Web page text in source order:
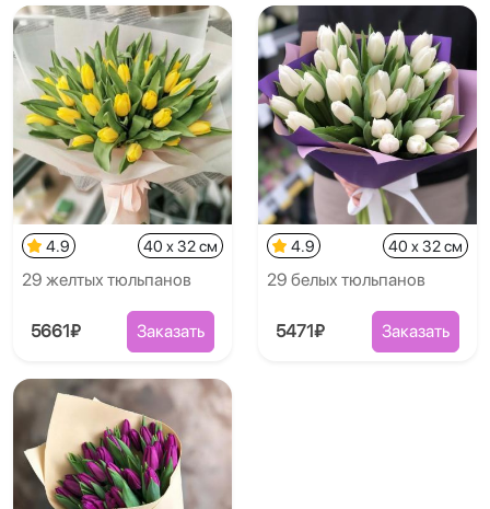
4.9 40 x 32 см
29 желтых тюльпанов
5661₽ Заказать
4.9 40 x 32 см
29 белых тюльпанов
5471₽ Заказать